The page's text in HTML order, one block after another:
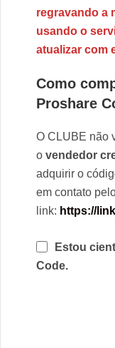
regravando a
usando o
atualizar com
Como
Proshare
O CLUBE não
o vendedor
adquirir o
em contato
link: https://
Estou
Code.